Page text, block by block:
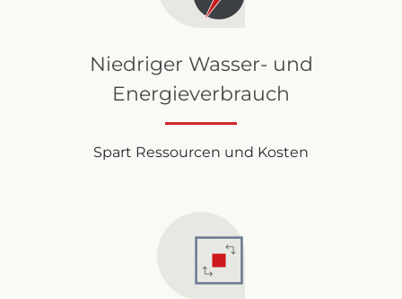
Niedriger Wasser- und
Energieverbrauch
Spart Ressourcen und Kosten